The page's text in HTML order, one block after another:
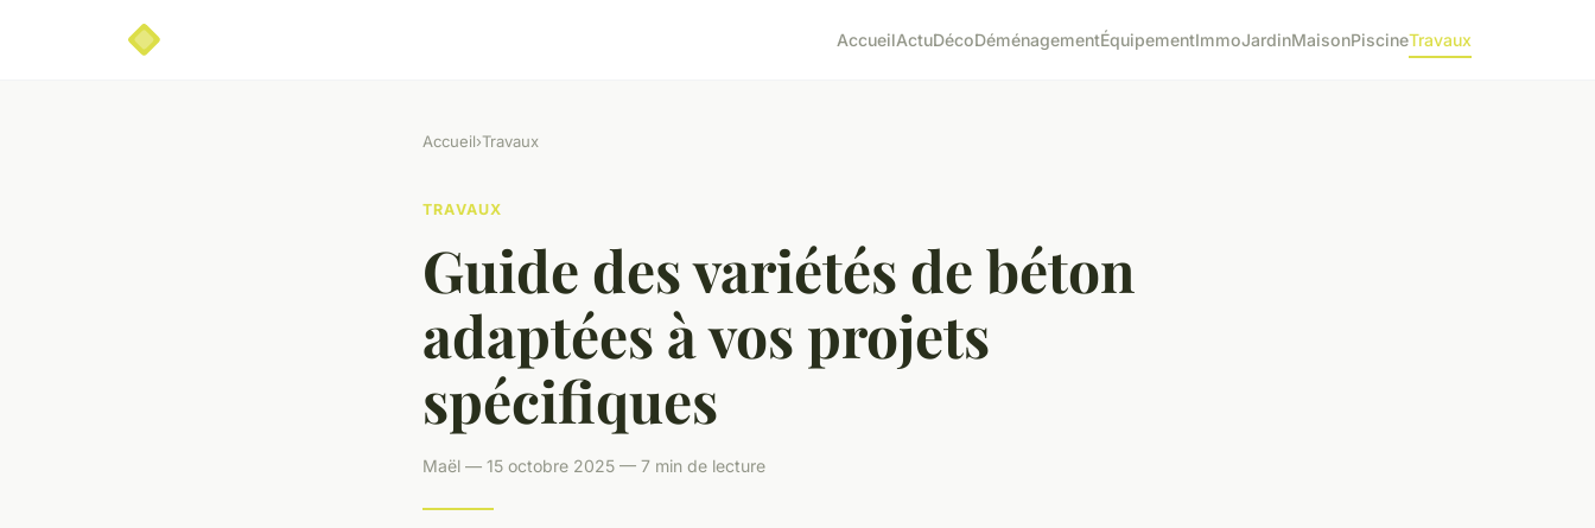
AccueilActuDécoDéménagementÉquipementImmoJardinMaisonPiscineTravaux
Accueil›Travaux
TRAVAUX
Guide des variétés de béton
adaptées à vos projets
spécifiques
Maël — 15 octobre 2025 — 7 min de lecture